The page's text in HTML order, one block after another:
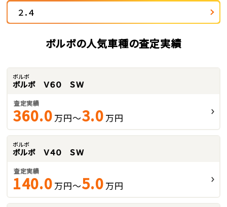
２．４
ボルボの人気車種の査定実績
ボルボ
ボルボ Ｖ６０ ＳＷ
査定実績
360.0 万円～3.0 万円
ボルボ
ボルボ Ｖ４０ ＳＷ
査定実績
140.0 万円～5.0 万円